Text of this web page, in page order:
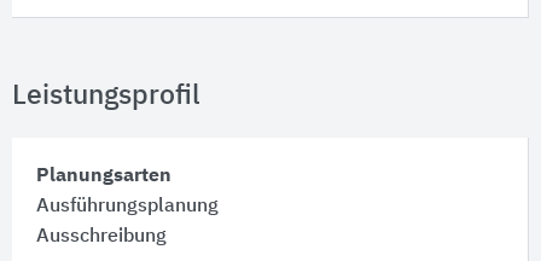
Leistungsprofil
Planungsarten
Ausführungsplanung
Ausschreibung